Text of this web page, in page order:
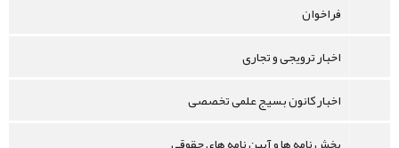
فراخوان
اخبار ترویجی و تجاری
اخبار کانون بسیج علمی تخصصی